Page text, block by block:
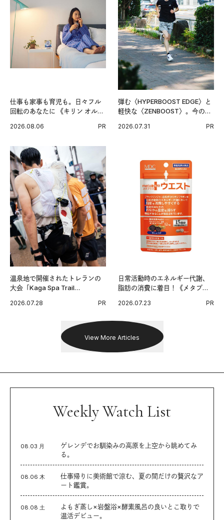
仕事も家事も育児も。日々フル
回転のあなたに 《キリン オルニ
2026.08.06 PR
弾む〈HYPERBOOST EDGE〉と
軽快な〈ZENBOOST〉。今の時
出した新機軸。
2026.07.31 PR
温泉地で開催されたトレランの
大会「Kaga Spa Trail
戦を夢見るランナーたちの奮闘
2026.07.28 PR
日常活動時のエネルギー代謝、
脂肪の消費に着目！《メタプラ
習慣。
2026.07.23 PR
View More Articles
Weekly Watch List
08.03 月
ゲレンデでお馴染みの高原を上空から眺めてみ
る。
08.06 木
仕事帰りに美術館で涼む、夏の間だけの贅沢なア
ート鑑賞。
08.08 土
よもぎ蒸し×岩盤浴×酵素風呂の良いとこ取りで
温活デビュー。